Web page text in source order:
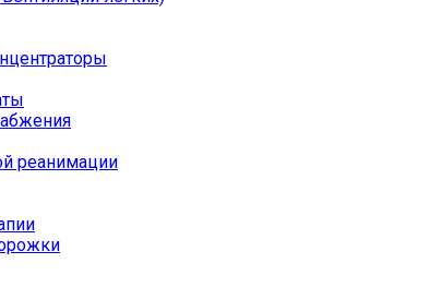
реанимации